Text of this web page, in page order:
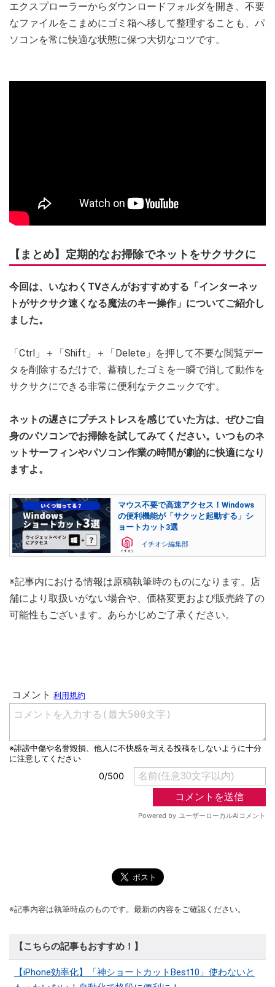
エクスプローラーからダウンロードフォルダを開き、不要
なファイルをこまめにゴミ箱へ移して整理することも、パ
ソコンを常に快適な状態に保つ大切なコツです。
【まとめ】定期的なお掃除でネットをサクサクに
今回は、いなわくTVさんがおすすめする「インターネッ
トがサクサク速くなる魔法のキー操作」についてご紹介し
ました。
「Ctrl」＋「Shift」＋「Delete」を押して不要な閲覧デー
タを削除するだけで、蓄積したゴミを一瞬で消して動作を
サクサクにできる非常に便利なテクニックです。
ネットの遅さにプチストレスを感じていた方は、ぜひご自
身のパソコンでお掃除を試してみてください。いつものネ
ットサーフィンやパソコン作業の時間が劇的に快適になり
ますよ。
マウス不要で高速アクセス！Windows
の便利機能が「サクッと起動する」シ
ョートカット3選
イチオシ編集部
※記事内における情報は原稿執筆時のものになります。店
舗により取扱いがない場合や、価格変更および販売終了の
可能性もございます。あらかじめご了承ください。
※記事内容は執筆時点のものです。最新の内容をご確認ください。
【こちらの記事もおすすめ！】
【iPhone効率化】「神ショートカットBest10」使わないと